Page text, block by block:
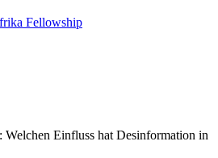
Fellowship
Einfluss hat Desinformation in